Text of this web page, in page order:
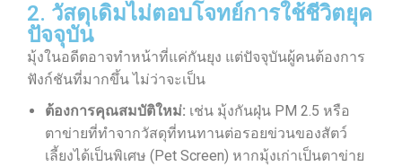
2. วัสดุเดิมไม่ตอบโจทย์การใช้ชีวิตยุค
ปัจจุบัน
มุ้งในอดีตอาจทำหน้าที่แค่กันยุง แต่ปัจจุบันผู้คนต้องการ
ฟังก์ชันที่มากขึ้น ไม่ว่าจะเป็น
ต้องการคุณสมบัติใหม่: เช่น มุ้งกันฝุ่น PM 2.5 หรือ
ตาข่ายที่ทำจากวัสดุที่ทนทานต่อรอยข่วนของสัตว์
เลี้ยงได้เป็นพิเศษ (Pet Screen) หากมุ้งเก่าเป็นตาข่าย